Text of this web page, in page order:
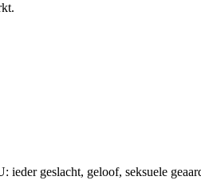
geslacht, geloof, seksuele